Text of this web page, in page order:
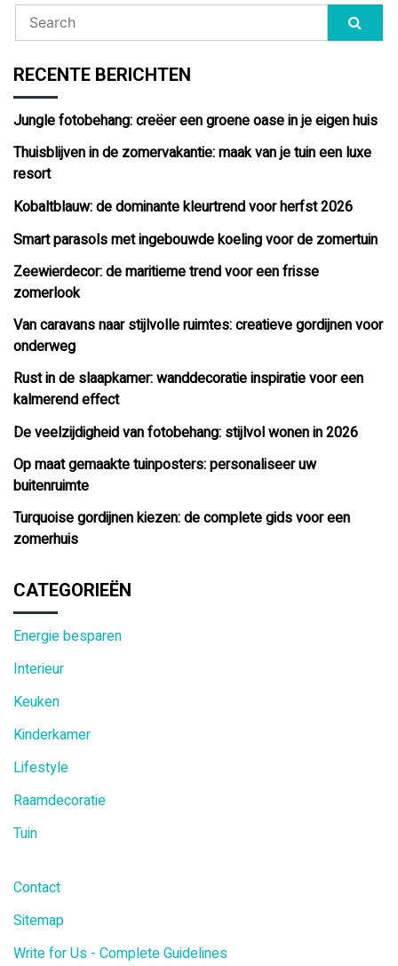
RECENTE BERICHTEN
Jungle fotobehang: creëer een groene oase in je eigen huis
Thuisblijven in de zomervakantie: maak van je tuin een luxe
resort
Kobaltblauw: de dominante kleurtrend voor herfst 2026
Smart parasols met ingebouwde koeling voor de zomertuin
Zeewierdecor: de maritieme trend voor een frisse
zomerlook
Van caravans naar stijlvolle ruimtes: creatieve gordijnen voor
onderweg
Rust in de slaapkamer: wanddecoratie inspiratie voor een
kalmerend effect
De veelzijdigheid van fotobehang: stijlvol wonen in 2026
Op maat gemaakte tuinposters: personaliseer uw
buitenruimte
Turquoise gordijnen kiezen: de complete gids voor een
zomerhuis
CATEGORIEËN
Energie besparen
Interieur
Keuken
Kinderkamer
Lifestyle
Raamdecoratie
Tuin
Contact
Sitemap
Write for Us - Complete Guidelines